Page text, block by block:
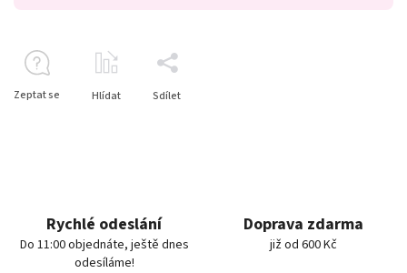
Zeptat se Hlídat Sdílet
Rychlé odeslání
Do 11:00 objednáte, ještě dnes
odesíláme!
Doprava zdarma
již od 600 Kč